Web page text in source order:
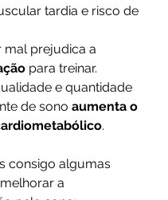
tardia e risco de
mal prejudica a
para treinar.
e quantidade
de sono aumenta o
.
consigo algumas
a